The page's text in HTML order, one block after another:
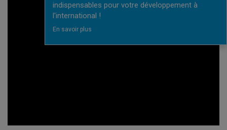
indispensables pour votre développement à
l'international !
En savoir plus